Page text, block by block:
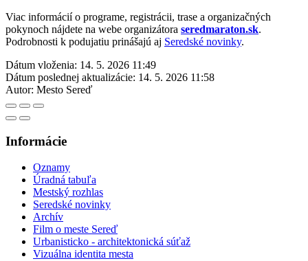
Viac informácií o programe, registrácii, trase a organizačných
pokynoch nájdete na webe organizátora seredmaraton.sk.
Podrobnosti k podujatiu prinášajú aj Seredské novinky.
Dátum vloženia: 14. 5. 2026 11:49
Dátum poslednej aktualizácie: 14. 5. 2026 11:58
Autor: Mesto Sereď
Informácie
Oznamy
Úradná tabuľa
Mestský rozhlas
Seredské novinky
Archív
Film o meste Sereď
Urbanisticko - architektonická súťaž
Vizuálna identita mesta